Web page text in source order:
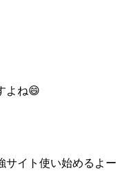
よね😄
サイト使い始めるよー